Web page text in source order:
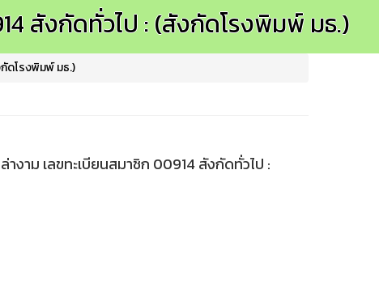
สังกัดทั่วไป : (สังกัดโรงพิมพ์ มธ.)
ดโรงพิมพ์ มธ.)
งาม เลขทะเบียนสมาชิก 00914 สังกัดทั่วไป :